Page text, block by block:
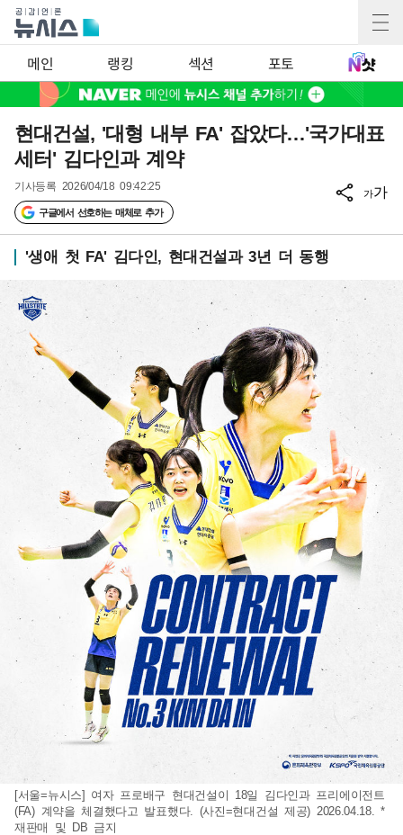
메인 랭킹 섹션 포토
현대건설, '대형 내부 FA' 잡았다…'국가대표
세터' 김다인과 계약
기사등록 2026/04/18 09:42:25
구글에서 선호하는 매체로 추가
가가
'생애 첫 FA' 김다인, 현대건설과 3년 더 동행
[서울=뉴시스] 여자 프로배구 현대건설이 18일 김다인과 프리에이전트
(FA) 계약을 체결했다고 발표했다. (사진=현대건설 제공) 2026.04.18. *
재판매 및 DB 금지